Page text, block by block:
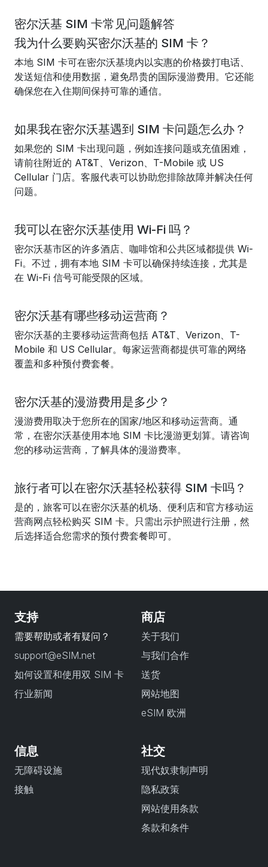
密尔沃基 SIM 卡常见问题解答
我为什么要购买密尔沃基的 SIM 卡？
本地 SIM 卡可在密尔沃基境内以实惠的价格拨打电话、
发送短信和使用数据，避免昂贵的国际漫游费用。它还能
确保您在入住期间保持可靠的通信。
如果我在密尔沃基遇到 SIM 卡问题怎么办？
如果您的 SIM 卡出现问题，例如连接问题或充值困难，
请前往附近的 AT&T、Verizon、T-Mobile 或 US
Cellular 门店。客服代表可以协助您排除故障并解决任何
问题。
我可以在密尔沃基使用 Wi-Fi 吗？
密尔沃基市区的许多酒店、咖啡馆和公共区域都提供 Wi-
Fi。不过，拥有本地 SIM 卡可以确保持续连接，尤其是
在 Wi-Fi 信号可能受限的区域。
密尔沃基有哪些移动运营商？
密尔沃基的主要移动运营商包括 AT&T、Verizon、T-
Mobile 和 US Cellular。每家运营商都提供可靠的网络
覆盖和多种预付费套餐。
密尔沃基的漫游费用是多少？
漫游费用取决于您所在的国家/地区和移动运营商。通
常，在密尔沃基使用本地 SIM 卡比漫游更划算。请咨询
您的移动运营商，了解具体的漫游费率。
旅行者可以在密尔沃基轻松获得 SIM 卡吗？
是的，旅客可以在密尔沃基的机场、便利店和官方移动运
营商网点轻松购买 SIM 卡。只需出示护照进行注册，然
后选择适合您需求的预付费套餐即可。
支持
需要帮助或者有疑问？
support@eSIM.net
如何设置和使用双 SIM 卡
行业新闻
商店
关于我们
与我们合作
送货
网站地图
eSIM 欧洲
信息
无障碍设施
接触
社交
现代奴隶制声明
隐私政策
网站使用条款
条款和条件